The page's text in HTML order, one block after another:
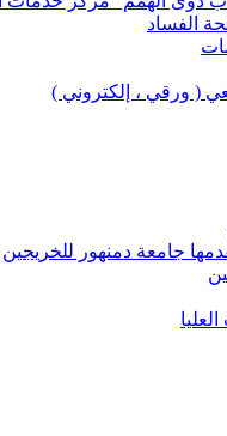
الفساد
( ورقي ، إلكتروني )
تقدمها جامعة دمنهور للخريجين